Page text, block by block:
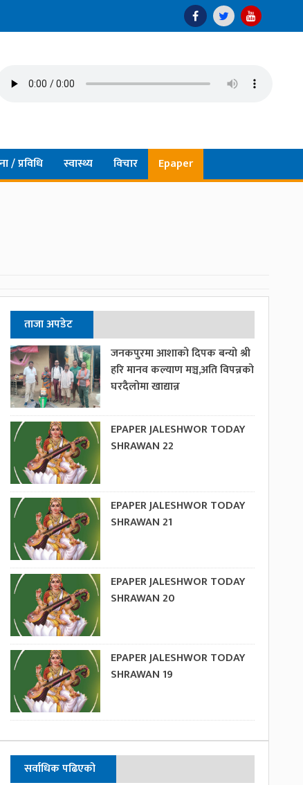
/ प्रविधि स्वास्थ्य विचार Epaper
ताजा अपडेट
जनकपुरमा आशाको दिपक बन्यो श्री
हरि मानव कल्याण मञ्च,अति विपन्नको
घरदैलोमा खाद्यान्न
EPAPER JALESHWOR TODAY
SHRAWAN 22
EPAPER JALESHWOR TODAY
SHRAWAN 21
EPAPER JALESHWOR TODAY
SHRAWAN 20
EPAPER JALESHWOR TODAY
SHRAWAN 19
सर्वाधिक पढिएको